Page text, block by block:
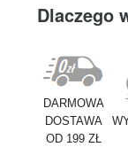
Dlaczego
DARMOWA
DOSTAWA
OD 199 ZŁ